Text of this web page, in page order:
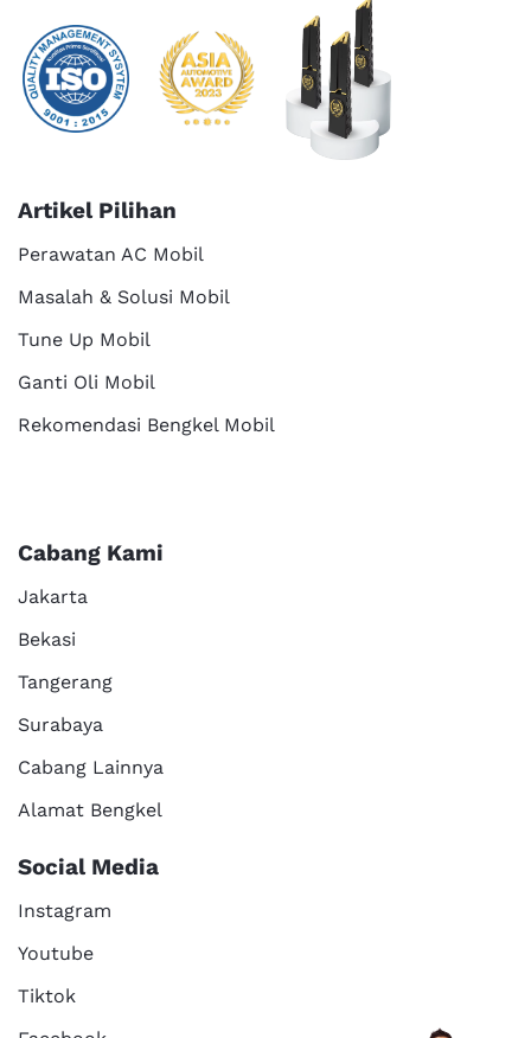
Artikel Pilihan
Perawatan AC Mobil
Masalah & Solusi Mobil
Tune Up Mobil
Ganti Oli Mobil
Rekomendasi Bengkel Mobil
Cabang Kami
Jakarta
Bekasi
Tangerang
Surabaya
Cabang Lainnya
Alamat Bengkel
Social Media
Instagram
Youtube
Tiktok